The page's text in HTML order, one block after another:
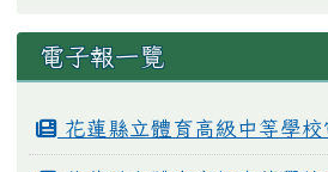
電子報一覽
花蓮縣立體育高級中等學